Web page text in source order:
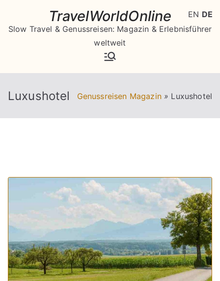
springen
TravelWorldOnline
Slow Travel & Genussreisen: Magazin & Erlebnisführer
weltweit
Luxushotel Genussreisen Magazin » Luxushotel
EN DE